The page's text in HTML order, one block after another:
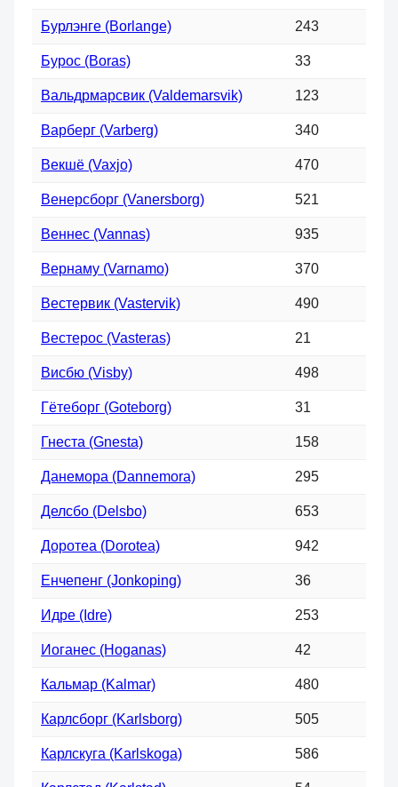
Бурлэнге (Borlange) 243
Бурос (Boras) 33
Вальдрмарсвик (Valdemarsvik) 123
Варберг (Varberg) 340
Векшё (Vaxjo) 470
Венерсборг (Vanersborg) 521
Веннес (Vannas) 935
Вернаму (Varnamo) 370
Вестервик (Vastervik) 490
Вестерос (Vasteras) 21
Висбю (Visby) 498
Гётеборг (Goteborg) 31
Гнеста (Gnesta) 158
Данемора (Dannemora) 295
Делcбо (Delsbo) 653
Доротеа (Dorotea) 942
Енчепенг (Jonkoping) 36
Идре (Idre) 253
Иоганес (Hoganas) 42
Кальмар (Kalmar) 480
Карлсборг (Karlsborg) 505
Карлскуга (Karlskoga) 586